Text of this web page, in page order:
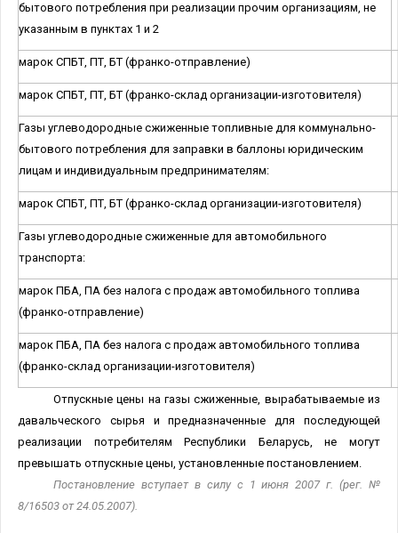
бытового потребления при реализации прочим организациям, не
указанным в пунктах 1 и 2
марок СПБТ, ПТ, БТ (франко-отправление)
марок СПБТ, ПТ, БТ (франко-склад организации-изготовителя)
Газы углеводородные сжиженные топливные для коммунально-
бытового потребления для заправки в баллоны юридическим
лицам и индивидуальным предпринимателям:
марок СПБТ, ПТ, БТ (франко-склад организации-изготовителя)
Газы углеводородные сжиженные для автомобильного
транспорта:
марок ПБА, ПА без налога с продаж автомобильного топлива
(франко-отправление)
марок ПБА, ПА без налога с продаж автомобильного топлива
(франко-склад организации-изготовителя)
Отпускные цены на газы сжиженные, вырабатываемые из
давальческого сырья и предназначенные для последующей
реализации потребителям Республики Беларусь, не могут
превышать отпускные цены, установленные постановлением.
Постановление вступает в силу с 1 июня 2007 г. (рег. №
8/16503 от 24.05.2007).